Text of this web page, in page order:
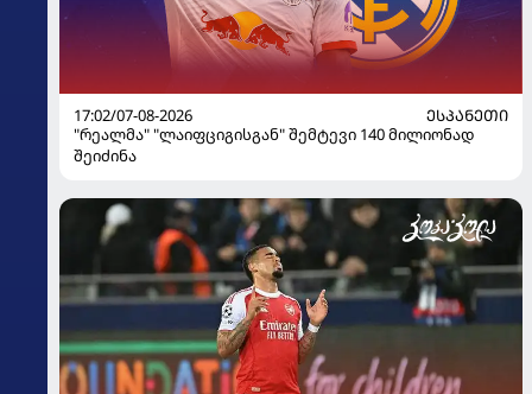
17:02/07-08-2026
ᲔᲡᲞᲐᲜᲔᲗᲘ
"რეალმა" "ლაიფციგისგან" შემტევი 140 მილიონად
შეიძინა